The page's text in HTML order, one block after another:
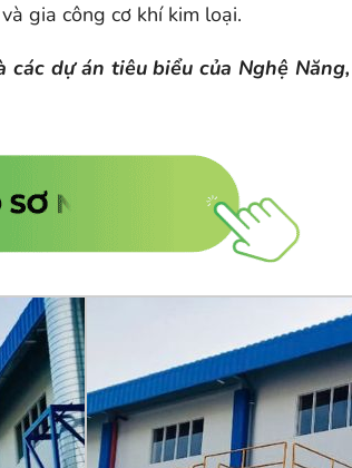
gia công cơ khí kim loại.
dự án tiêu biểu của Nghệ